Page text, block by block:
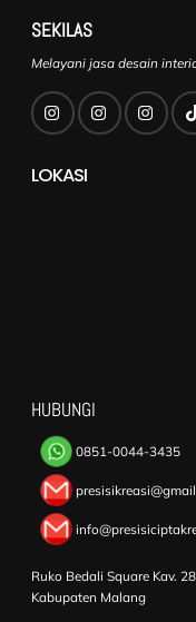
SEKILAS
Melayani jasa desain
LOKASI
HUBUNGI
0851-0044-3435
Ruko Bedali Square Kav.
Kabupaten Malang